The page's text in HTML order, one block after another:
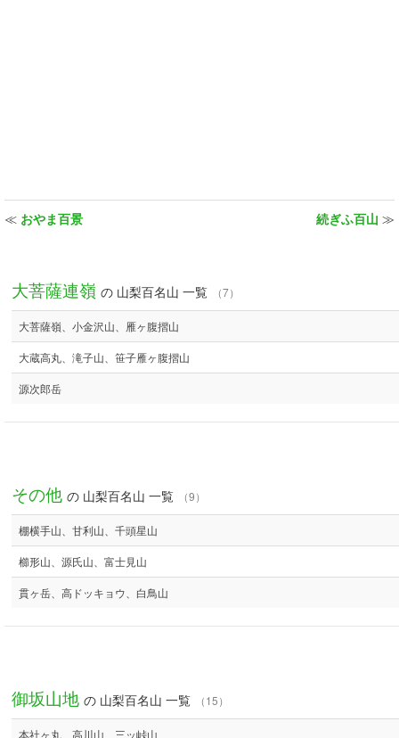
≪ おやま百景 続ぎふ百山 ≫
大菩薩連嶺 の 山梨百名山 一覧 （7）
大菩薩嶺、小金沢山、雁ヶ腹摺山
大蔵高丸、滝子山、笹子雁ヶ腹摺山
源次郎岳
その他 の 山梨百名山 一覧 （9）
棚横手山、甘利山、千頭星山
櫛形山、源氏山、富士見山
貫ヶ岳、高ドッキョウ、白鳥山
御坂山地 の 山梨百名山 一覧 （15）
本社ヶ丸、高川山、三ッ峠山